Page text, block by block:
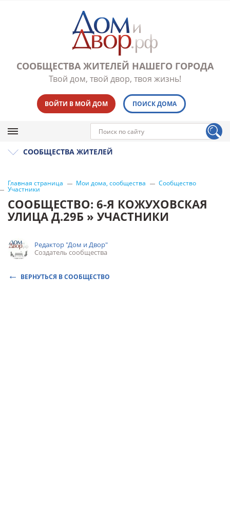
СООБЩЕСТВА ЖИТЕЛЕЙ НАШЕГО ГОРОДА
Твой дом, твой двор, твоя жизнь!
ВОЙТИ В МОЙ ДОМ ПОИСК ДОМА
СООБЩЕСТВА ЖИТЕЛЕЙ
Главная страница Мои дома, сообщества Сообщество
Участники
СООБЩЕСТВО: 6-Я КОЖУХОВСКАЯ
УЛИЦА Д.29Б » УЧАСТНИКИ
Редактор "Дом и Двор"
Создатель сообщества
ВЕРНУТЬСЯ В СООБЩЕСТВО